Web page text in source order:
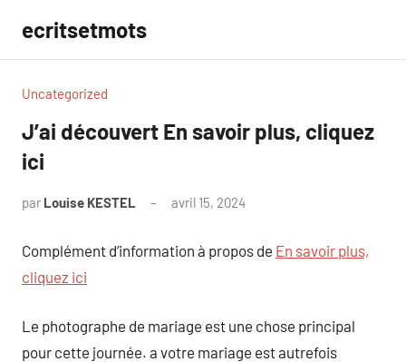
contenu
ecritsetmots
Uncategorized
J’ai découvert En savoir plus, cliquez
ici
par Louise KESTEL avril 15, 2024
Complément d’information à propos de En savoir plus,
cliquez ici
Le photographe de mariage est une chose principal
pour cette journée. a votre mariage est autrefois